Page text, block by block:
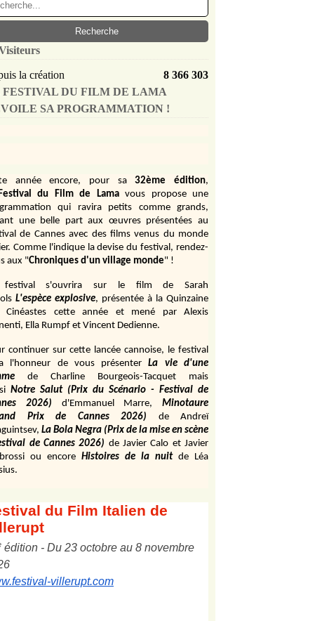
la création
8 366 303
FESTIVAL DU FILM DE LAMA
SA PROGRAMMATION !
année encore, pour sa 32ème édition,
du Film de Lama vous propose une
qui ravira petits comme grands,
une belle part aux œuvres présentées au
de Cannes avec des films venus du monde
Comme l'indique la devise du festival, rendez-
aux "Chroniques d'un village monde" !
festival s'ouvrira sur le film de Sarah
L'espèce explosive, présentée à la Quinzaine
Cinéastes cette année et mené par Alexis
Ella Rumpf et Vincent Dedienne.
continuer sur cette lancée cannoise, le festival
l'honneur de vous présenter
La vie d'une
de Charline Bourgeois-Tacquet
mais
Notre Salut (Prix du Scénario - Festival de
2026)
d'Emmanuel Marre,
Minotaure
Prix de Cannes 2026)
de Andreï
La Bola Negra (Prix de la mise en scène
de Cannes 2026) de Javier Calo et Javier
ou encore Histoires de la nuit de Léa
du Film Italien de
édition - Du 23 octobre au 8 novembre
6
villerupt.com